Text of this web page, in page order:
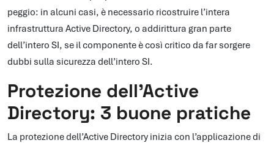
peggio: in alcuni casi, è necessario ricostruire l’intera
infrastruttura Active Directory, o addirittura gran parte
dell’intero SI, se il componente è così critico da far sorgere
dubbi sulla sicurezza dell’intero SI.
Protezione dell’Active
Directory: 3 buone pratiche
La protezione dell’Active Directory inizia con l’applicazione di